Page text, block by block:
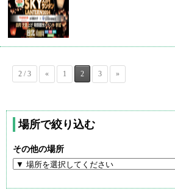
2 / 3 « 1 2 3 »
場所で絞り込む
その他の場所